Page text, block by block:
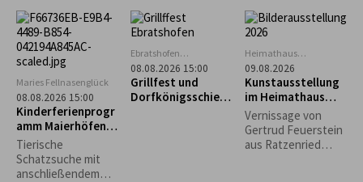
Bierpongturnier -
Kaffee & Kuchen -
Weinlaube -
Kinderprogramm -
uvm. an.
Handwerkermuseu
m „Heimathaus“
und backen
Sonnenbrote...
Maries Fellnasenglück
08.08.2026 15:00
Kinderferienprogr
amm Maierhöfen:
Tierische
Schatzsuche
Tierische
Schatzsuche mit
anschließendem
Ebratshofen
Vereinsheim
08.08.2026 15:00
Grillfest und
Dorfkönigsschieß
Heimathaus
Zwirkenberg
09.08.2026
Kunstausstellung
im Heimathaus
Gestratz-
Zwirkenberg
Vernissage von
Gertrud Feuerstein
aus Ratzenried